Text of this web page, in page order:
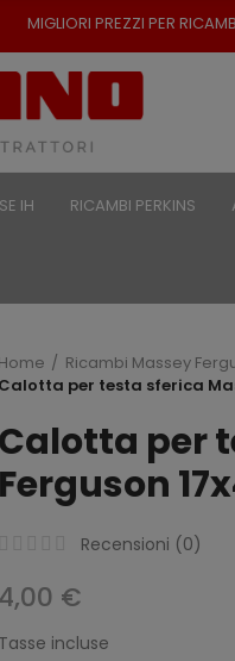
PREZZI PER RICAMBI PER
IH RICAMBI PERKINS
Home
Ricambi Massey
Calotta per testa sferica
Calotta per
Ferguson
Recensioni (0)
4,00 €
Tasse incluse